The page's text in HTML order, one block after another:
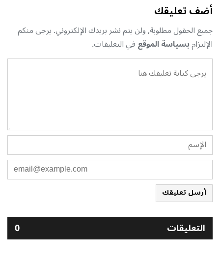
أضف تعليقك
جميع الحقول مطلوبة, ولن يتم نشر بريدك الإلكتروني. يرجى منكم
الإلتزامبسياسة الموقعفي التعليقات.
أرسل تعليقك
التعليقات 0